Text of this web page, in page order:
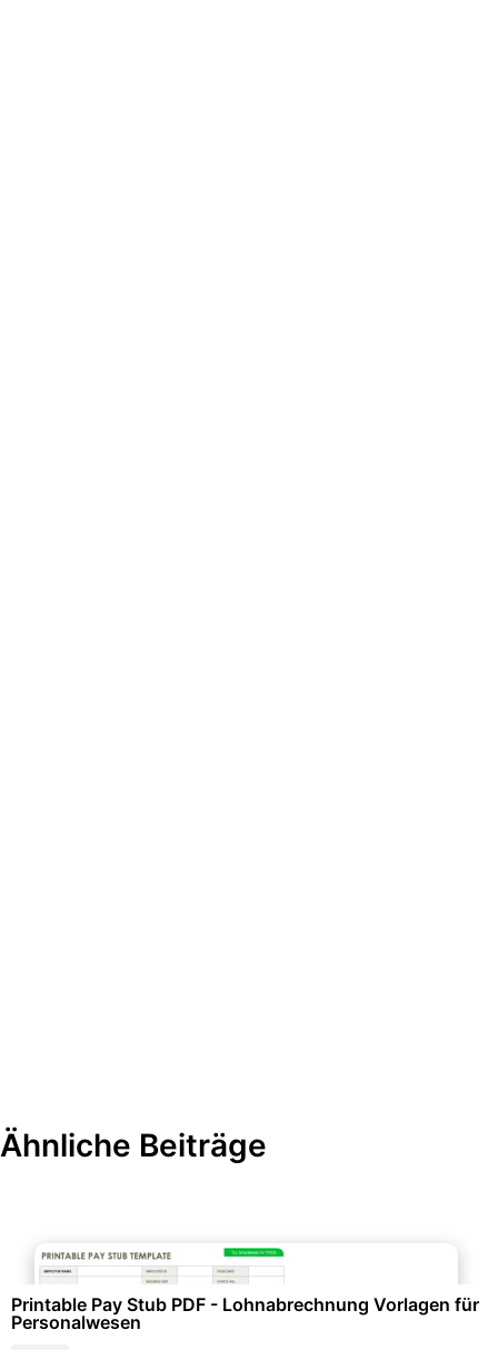
Ähnliche Beiträge
Printable Pay Stub PDF - Lohnabrechnung Vorlagen für
Personalwesen